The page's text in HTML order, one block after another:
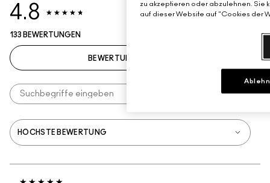
4.8
133 BEWERTUNGEN
BEWERTUNG SCHREIBEN
zu akzeptieren oder abzulehnen. Sie
auf dieser Website auf "Cookies der